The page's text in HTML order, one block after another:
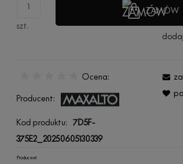
szt.
ZAMÓW
Ocena:
Producent:
Kod produktu: 7D5F-
375E2_20250605130339
Producent